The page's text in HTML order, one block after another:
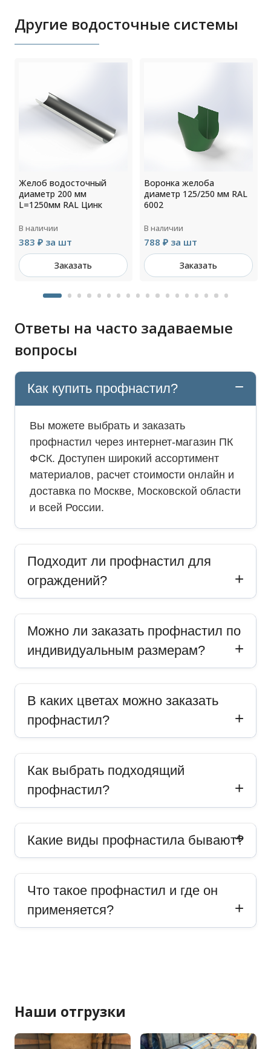
Другие водосточные системы
Желоб водосточный
диаметр 200 мм
L=1250мм RAL Цинк
В наличии
383 ₽ за шт
Заказать
Воронка желоба
диаметр 125/250 мм RAL
6002
В наличии
788 ₽ за шт
Заказать
Ответы на часто задаваемые
вопросы
Как купить профнастил?
Вы можете выбрать и заказать
профнастил через интернет-магазин ПК
ФСК. Доступен широкий ассортимент
материалов, расчет стоимости онлайн и
доставка по Москве, Московской области
и всей России.
Подходит ли профнастил для
ограждений?
Можно ли заказать профнастил по
индивидуальным размерам?
В каких цветах можно заказать
профнастил?
Как выбрать подходящий
профнастил?
Какие виды профнастила бывают?
Что такое профнастил и где он
применяется?
Наши отгрузки